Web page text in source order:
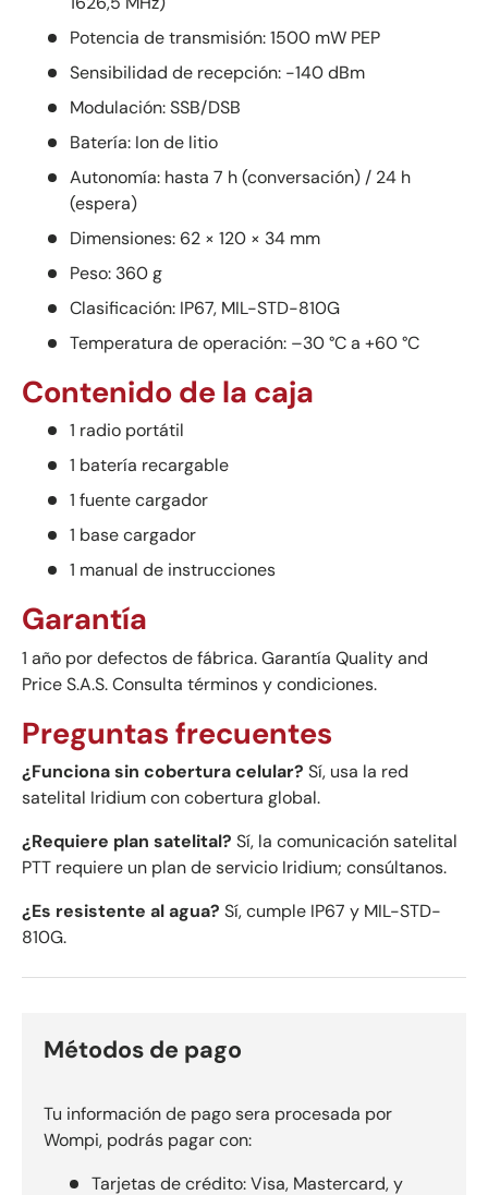
Potencia de transmisión: 1500 mW PEP
Sensibilidad de recepción: -140 dBm
Modulación: SSB/DSB
Batería: Ion de litio
Autonomía: hasta 7 h (conversación) / 24 h
(espera)
Dimensiones: 62 × 120 × 34 mm
Peso: 360 g
Clasificación: IP67, MIL-STD-810G
Temperatura de operación: –30 °C a +60 °C
Contenido de la caja
1 radio portátil
1 batería recargable
1 fuente cargador
1 base cargador
1 manual de instrucciones
Garantía
1 año por defectos de fábrica. Garantía Quality and
Price S.A.S. Consulta términos y condiciones.
Preguntas frecuentes
¿Funciona sin cobertura celular? Sí, usa la red
satelital Iridium con cobertura global.
¿Requiere plan satelital? Sí, la comunicación satelital
PTT requiere un plan de servicio Iridium; consúltanos.
¿Es resistente al agua? Sí, cumple IP67 y MIL-STD-
810G.
Métodos de pago
Tu información de pago sera procesada por
Wompi, podrás pagar con:
Tarjetas de crédito: Visa, Mastercard, y